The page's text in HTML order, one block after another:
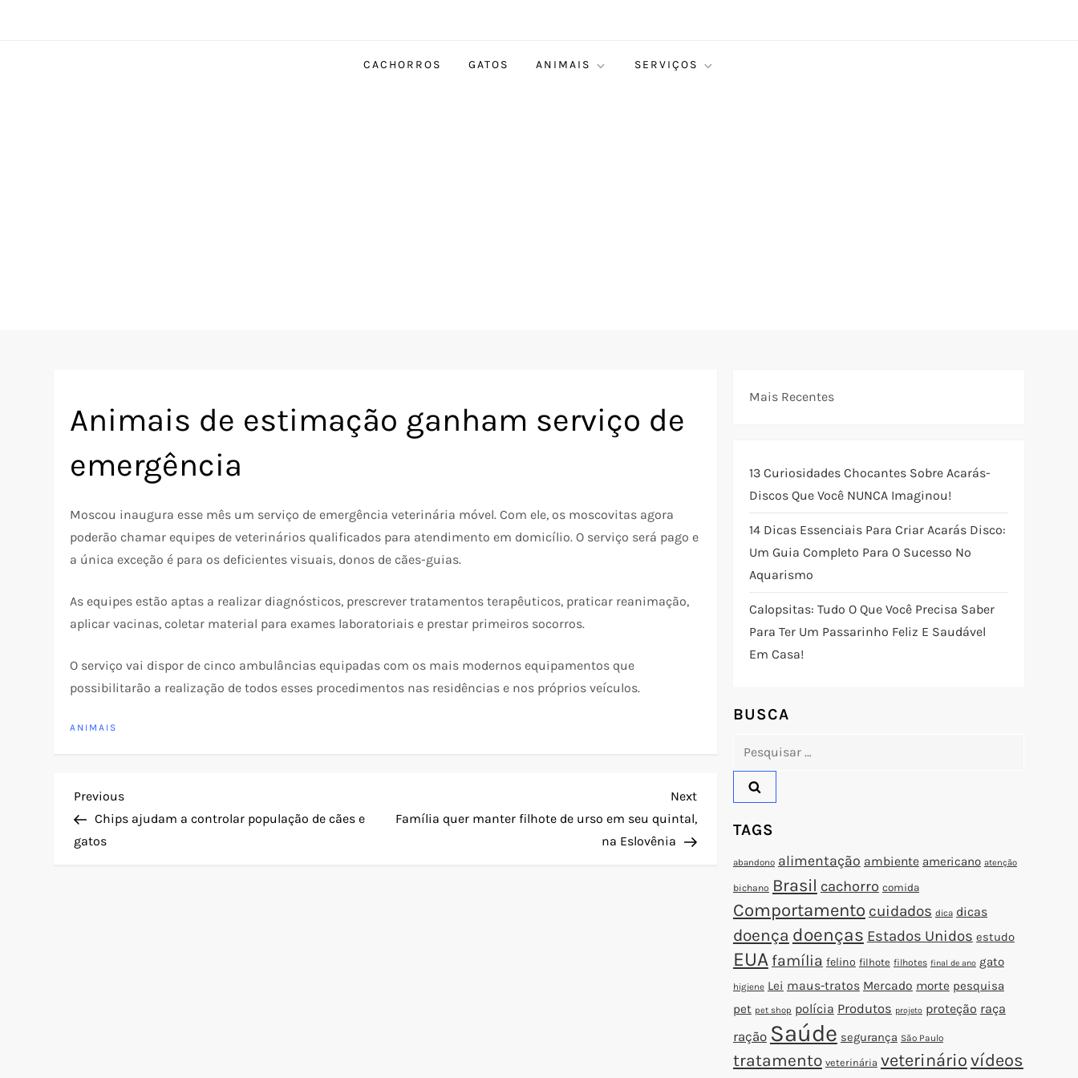
CACHORROS GATOS ANIMAIS SERVIÇOS
Animais de estimação ganham serviço de
emergência
Moscou inaugura esse mês um serviço de emergência veterinária móvel. Com ele, os moscovitas agora
poderão chamar equipes de veterinários qualificados para atendimento em domicílio. O serviço será pago e
a única exceção é para os deficientes visuais, donos de cães-guias.
As equipes estão aptas a realizar diagnósticos, prescrever tratamentos terapêuticos, praticar reanimação,
aplicar vacinas, coletar material para exames laboratoriais e prestar primeiros socorros.
O serviço vai dispor de cinco ambulâncias equipadas com os mais modernos equipamentos que
possibilitarão a realização de todos esses procedimentos nas residências e nos próprios veículos.
ANIMAIS
N
a
Previous
Post
Previous
Chips ajudam a controlar população de cães e
gatos
Next
Post
Next
Família quer manter filhote de urso em seu quintal,
na Eslovênia
Mais Recentes
13 Curiosidades Chocantes Sobre Acarás-
Discos Que Você NUNCA Imaginou!
14 Dicas Essenciais Para Criar Acarás Disco:
Um Guia Completo Para O Sucesso No
Aquarismo
Calopsitas: Tudo O Que Você Precisa Saber
Para Ter Um Passarinho Feliz E Saudável
Em Casa!
BUSCA
Pesquisar
TAGS
abandono alimentação ambiente americano atenção
bichano Brasil cachorro comida
Comportamento cuidados dica dicas
doença doenças Estados Unidos estudo
EUA família felino filhote filhotes final de ano gato
higiene Lei maus-tratos Mercado morte pesquisa
pet pet shop polícia Produtos projeto proteção raça
ração Saúde segurança São Paulo
tratamento veterinária veterináriovídeos